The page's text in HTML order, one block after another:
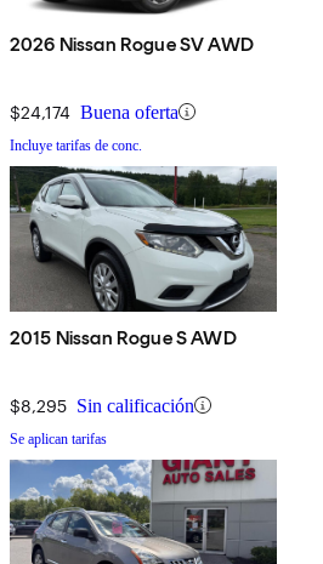
2026 Nissan Rogue SV AWD
$24,174 Buena oferta
Incluye tarifas de conc.
2015 Nissan Rogue S AWD
$8,295 Sin calificación
Se aplican tarifas